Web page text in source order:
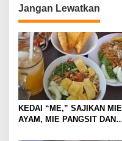
n
Jangan Lewatkan
KEDAI “ME,” SAJIKAN MIE
AYAM, MIE PANGSIT DAN